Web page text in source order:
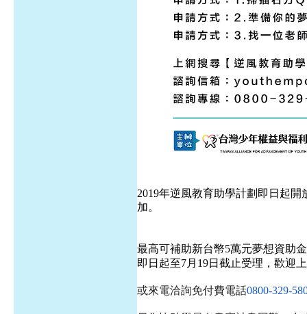
2019年逆風教育助學計劃即日起開
加。
最高可補助新台幣5萬元夢想資助
即日起至7月19日截止受理，歡迎
或來電洽詢免付費電話0800-329-